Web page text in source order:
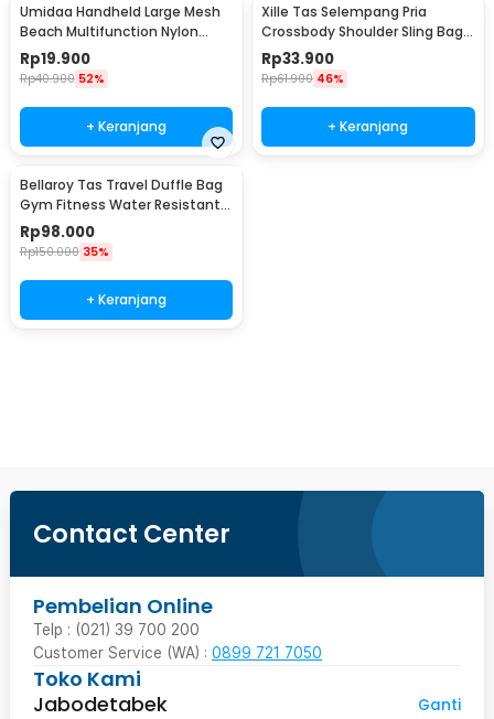
Umidaa Handheld Large Mesh
Beach Multifunction Nylon
Tote Bag - INU163
Rp19.900
Rp40.900 52%
+ Keranjang
Xille Tas Selempang Pria
Crossbody Shoulder Sling Bag
Oxford Fabric - 9980
Rp33.900
Rp61.900 46%
+ Keranjang
Bellaroy Tas Travel Duffle Bag
Gym Fitness Water Resistant
36-55L - C50
Rp98.000
Rp150.000 35%
+ Keranjang
Contact Center
Pembelian Online
Telp : (021) 39 700 200
Customer Service (WA) : 0899 721 7050
Toko Kami
Jabodetabek
Ganti